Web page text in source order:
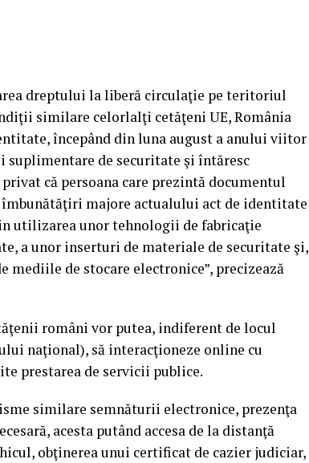
dreptului la liberă circulaţie pe teritoriul
similare celorlalţi cetăţeni UE, România
începând din luna august a anului viitor
suplimentare de securitate şi întăresc
că persoana care prezintă documentul
majore actualului act de identitate
utilizarea unor tehnologii de fabricaţie
a unor inserturi de materiale de securitate şi,
de stocare electronice”, precizează
români vor putea, indiferent de locul
naţional), să interacţioneze online cu
prestarea de servicii publice.
similare semnăturii electronice, prezenţa
acesta putând accesa de la distanţă
obţinerea unui certificat de cazier judiciar,